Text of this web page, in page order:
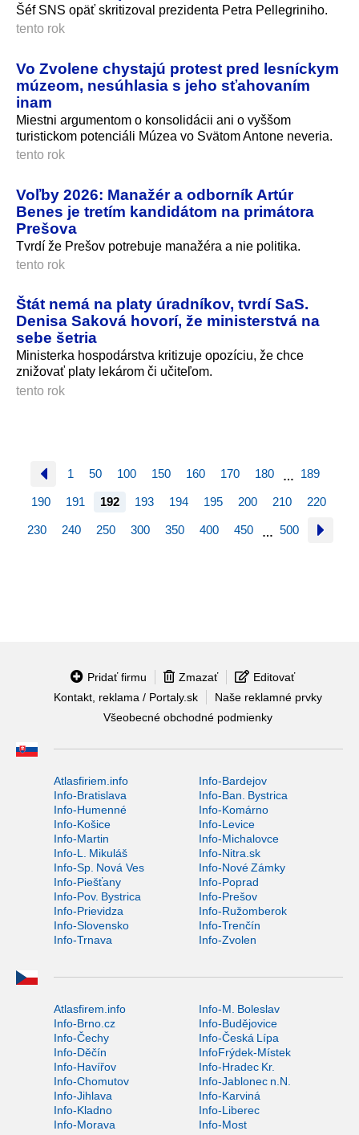
Šéf SNS opäť skritizoval prezidenta Petra Pellegriniho.
tento rok
Vo Zvolene chystajú protest pred lesníckym
múzeom, nesúhlasia s jeho sťahovaním
inam
Miestni argumentom o konsolidácii ani o vyššom
turistickom potenciáli Múzea vo Svätom Antone neveria.
tento rok
Voľby 2026: Manažér a odborník Artúr
Benes je tretím kandidátom na primátora
Prešova
Tvrdí že Prešov potrebuje manažéra a nie politika.
tento rok
Štát nemá na platy úradníkov, tvrdí SaS.
Denisa Saková hovorí, že ministerstvá na
sebe šetria
Ministerka hospodárstva kritizuje opozíciu, že chce
znižovať platy lekárom či učiteľom.
tento rok
1 50 100 150 160 170 180 … 189
190 191 192 193 194 195 200 210 220
230 240 250 300 350 400 450 … 500
Pridať firmu Zmazať
Editovať
Kontakt, reklama / Portaly.sk
Naše reklamné prvky
Všeobecné obchodné podmienky
Atlasfiriem.info
Info-Bardejov
Info-Bratislava
Info-Ban. Bystrica
Info-Humenné
Info-Komárno
Info-Košice
Info-Levice
Info-Martin
Info-Michalovce
Info-L. Mikuláš
Info-Nitra.sk
Info-Sp. Nová Ves
Info-Nové Zámky
Info-Piešťany
Info-Poprad
Info-Pov. Bystrica
Info-Prešov
Info-Prievidza
Info-Ružomberok
Info-Slovensko
Info-Trenčín
Info-Trnava
Info-Zvolen
Atlasfirem.info
Info-M. Boleslav
Info-Brno.cz
Info-Budějovice
Info-Čechy
Info-Česká Lípa
Info-Děčín
InfoFrýdek-Místek
Info-Havířov
Info-Hradec Kr.
Info-Chomutov
Info-Jablonec n.N.
Info-Jihlava
Info-Karviná
Info-Kladno
Info-Liberec
Info-Morava
Info-Most